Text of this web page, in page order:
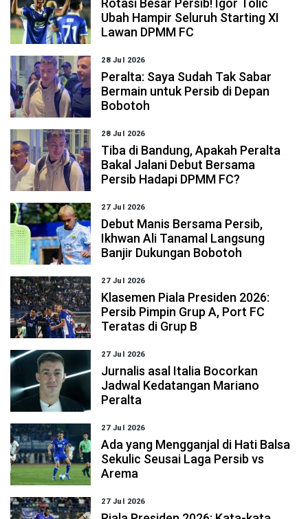
Rotasi Besar Persib! Igor Tolic
Ubah Hampir Seluruh Starting XI
Lawan DPMM FC
28 Jul 2026
Peralta: Saya Sudah Tak Sabar
Bermain untuk Persib di Depan
Bobotoh
28 Jul 2026
Tiba di Bandung, Apakah Peralta
Bakal Jalani Debut Bersama
Persib Hadapi DPMM FC?
27 Jul 2026
Debut Manis Bersama Persib,
Ikhwan Ali Tanamal Langsung
Banjir Dukungan Bobotoh
27 Jul 2026
Klasemen Piala Presiden 2026:
Persib Pimpin Grup A, Port FC
Teratas di Grup B
27 Jul 2026
Jurnalis asal Italia Bocorkan
Jadwal Kedatangan Mariano
Peralta
27 Jul 2026
Ada yang Mengganjal di Hati Balsa
Sekulic Seusai Laga Persib vs
Arema
27 Jul 2026